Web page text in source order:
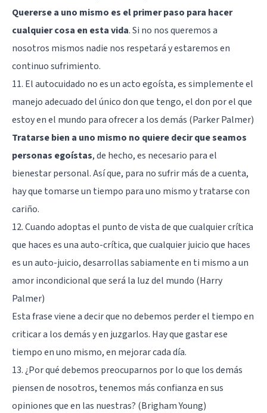
Quererse a uno mismo es el primer paso para hacer
cualquier cosa en esta vida. Si no nos queremos a
nosotros mismos nadie nos respetará y estaremos en
continuo sufrimiento.
11. El autocuidado no es un acto egoísta, es simplemente el
manejo adecuado del único don que tengo, el don por el que
estoy en el mundo para ofrecer a los demás (Parker Palmer)
Tratarse bien a uno mismo no quiere decir que seamos
personas egoístas, de hecho, es necesario para el
bienestar personal. Así que, para no sufrir más de a cuenta,
hay que tomarse un tiempo para uno mismo y tratarse con
cariño.
12. Cuando adoptas el punto de vista de que cualquier crítica
que haces es una auto-crítica, que cualquier juicio que haces
es un auto-juicio, desarrollas sabiamente en ti mismo a un
amor incondicional que será la luz del mundo (Harry
Palmer)
Esta frase viene a decir que no debemos perder el tiempo en
criticar a los demás y en juzgarlos. Hay que gastar ese
tiempo en uno mismo, en mejorar cada día.
13. ¿Por qué debemos preocuparnos por lo que los demás
piensen de nosotros, tenemos más confianza en sus
opiniones que en las nuestras? (Brigham Young)